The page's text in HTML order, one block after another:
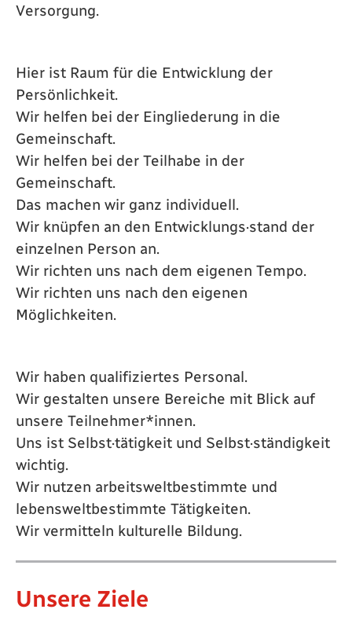
Versorgung.
Hier ist Raum für die Entwicklung der
Persönlichkeit.
Wir helfen bei der Eingliederung in die
Gemeinschaft.
Wir helfen bei der Teilhabe in der
Gemeinschaft.
Das machen wir ganz individuell.
Wir knüpfen an den Entwicklungs·stand der
einzelnen Person an.
Wir richten uns nach dem eigenen Tempo.
Wir richten uns nach den eigenen
Möglichkeiten.
Wir haben qualifiziertes Personal.
Wir gestalten unsere Bereiche mit Blick auf
unsere Teilnehmer*innen.
Uns ist Selbst·tätigkeit und Selbst·ständigkeit
wichtig.
Wir nutzen arbeitsweltbestimmte und
lebensweltbestimmte Tätigkeiten.
Wir vermitteln kulturelle Bildung.
Unsere Ziele